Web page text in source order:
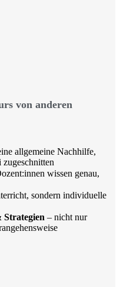
von anderen
allgemeine Nachhilfe,
wissen genau,
sondern individuelle
Strategien – nicht nur